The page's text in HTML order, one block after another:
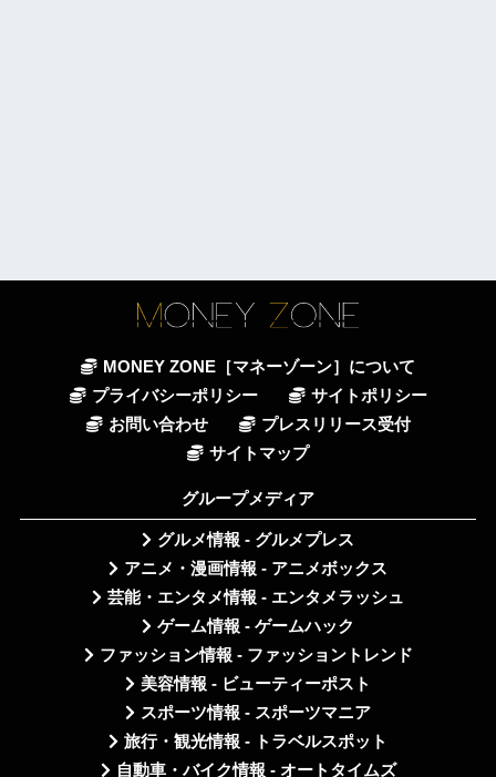
MONEY ZONE［マネーゾーン］について
プライバシーポリシー
サイトポリシー
お問い合わせ
プレスリリース受付
サイトマップ
グループメディア
グルメ情報 - グルメプレス
アニメ・漫画情報 - アニメボックス
芸能・エンタメ情報 - エンタメラッシュ
ゲーム情報 - ゲームハック
ファッション情報 - ファッショントレンド
美容情報 - ビューティーポスト
スポーツ情報 - スポーツマニア
旅行・観光情報 - トラベルスポット
自動車・バイク情報 - オートタイムズ